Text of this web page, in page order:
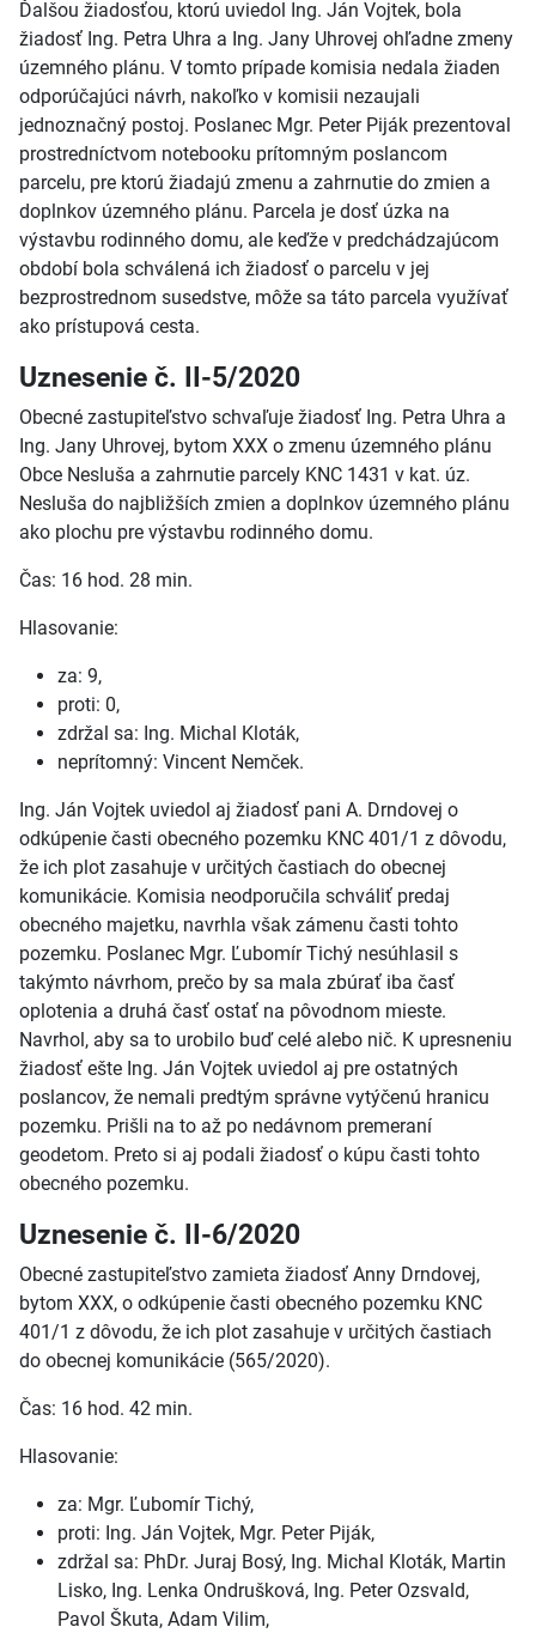
Ďalšou žiadosťou, ktorú uviedol Ing. Ján Vojtek, bola
žiadosť Ing. Petra Uhra a Ing. Jany Uhrovej ohľadne zmeny
územného plánu. V tomto prípade komisia nedala žiaden
odporúčajúci návrh, nakoľko v komisii nezaujali
jednoznačný postoj. Poslanec Mgr. Peter Piják prezentoval
prostredníctvom notebooku prítomným poslancom
parcelu, pre ktorú žiadajú zmenu a zahrnutie do zmien a
doplnkov územného plánu. Parcela je dosť úzka na
výstavbu rodinného domu, ale keďže v predchádzajúcom
období bola schválená ich žiadosť o parcelu v jej
bezprostrednom susedstve, môže sa táto parcela využívať
ako prístupová cesta.
Uznesenie č. II-5/2020
Obecné zastupiteľstvo schvaľuje žiadosť Ing. Petra Uhra a
Ing. Jany Uhrovej, bytom XXX o zmenu územného plánu
Obce Nesluša a zahrnutie parcely KNC 1431 v kat. úz.
Nesluša do najbližších zmien a doplnkov územného plánu
ako plochu pre výstavbu rodinného domu.
Čas: 16 hod. 28 min.
Hlasovanie:
za: 9,
proti: 0,
zdržal sa: Ing. Michal Kloták,
neprítomný: Vincent Nemček.
Ing. Ján Vojtek uviedol aj žiadosť pani A. Drndovej o
odkúpenie časti obecného pozemku KNC 401/1 z dôvodu,
že ich plot zasahuje v určitých častiach do obecnej
komunikácie. Komisia neodporučila schváliť predaj
obecného majetku, navrhla však zámenu časti tohto
pozemku. Poslanec Mgr. Ľubomír Tichý nesúhlasil s
takýmto návrhom, prečo by sa mala zbúrať iba časť
oplotenia a druhá časť ostať na pôvodnom mieste.
Navrhol, aby sa to urobilo buď celé alebo nič. K upresneniu
žiadosť ešte Ing. Ján Vojtek uviedol aj pre ostatných
poslancov, že nemali predtým správne vytýčenú hranicu
pozemku. Prišli na to až po nedávnom premeraní
geodetom. Preto si aj podali žiadosť o kúpu časti tohto
obecného pozemku.
Uznesenie č. II-6/2020
Obecné zastupiteľstvo zamieta žiadosť Anny Drndovej,
bytom XXX, o odkúpenie časti obecného pozemku KNC
401/1 z dôvodu, že ich plot zasahuje v určitých častiach
do obecnej komunikácie (565/2020).
Čas: 16 hod. 42 min.
Hlasovanie:
za: Mgr. Ľubomír Tichý,
proti: Ing. Ján Vojtek, Mgr. Peter Piják,
zdržal sa: PhDr. Juraj Bosý, Ing. Michal Kloták, Martin
Lisko, Ing. Lenka Ondrušková, Ing. Peter Ozsvald,
Pavol Škuta, Adam Vilim,